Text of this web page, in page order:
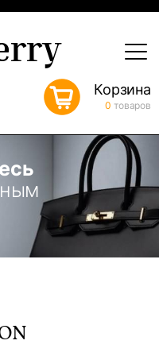
Корзина
0 товаров